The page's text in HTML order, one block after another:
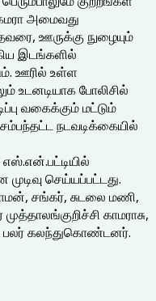
அமைவது
ஊருக்கு நுழையும்
இடங்களில்
ஊரில் உள்ள
உடனடியாக போலிசில்
வகைக்கும் மட்டும்
நடவடிக்கையில்
செய்யப்பட்டது.
சங்கர், சுடலை மணி,
காமராசு,
பலர் கலந்துகொண்டனர்.